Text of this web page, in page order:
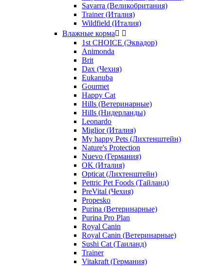
Savarra (Великобритания)
Trainer (Италия)
Wildfield (Италия)
Влажные корма 
1st CHOICE (Эквадор)
Animonda
Brit
Dax (Чехия)
Eukanuba
Gourmet
Happy Cat
Hills (Ветеринарные)
Hills (Нидерланды)
Leonardo
Miglior (Италия)
My happy Pets (Лихтенштейн)
Nature's Protection
Nuevo (Германия)
OK (Италия)
Opticat (Лихтенштейн)
Pettric Pet Foods (Тайланд)
PreVital (Чехия)
Propesko
Purina (Ветеринарные)
Purina Pro Plan
Royal Canin
Royal Canin (Ветеринарные)
Sushi Cat (Таиланд)
Trainer
Vitakraft (Германия)